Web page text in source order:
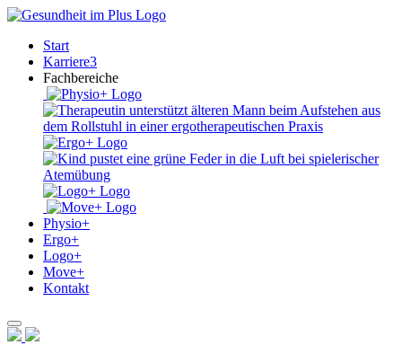
Start
Karriere3
Fachbereiche
Physio+
Ergo+
Logo+
Move+
Kontakt